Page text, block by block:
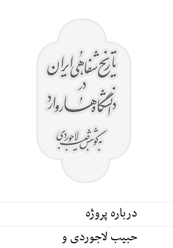
درباره پروژه
حبیب لاجوردی و